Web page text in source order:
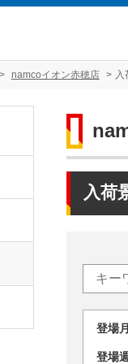
namcoイオン赤穂店 入
入荷
登
登